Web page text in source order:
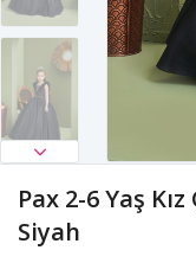
Pax 2-6 Yaş
Siyah